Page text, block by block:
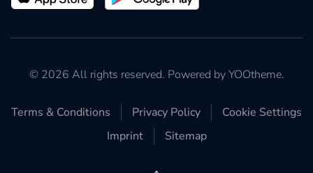
© 2026 All rights reserved. Powered byYOOtheme.
Terms & Conditions Privacy Policy
Cookie Settings
Imprint
Sitemap